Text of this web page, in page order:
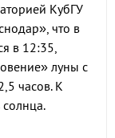
КубГУ
что в
в 12:35,
луны с
часов. К